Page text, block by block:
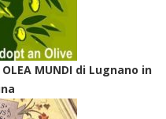
MUNDI di Lugnano in